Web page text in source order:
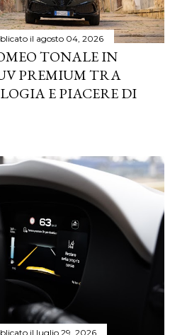
il agosto 04, 2026
TONALE IN
PREMIUM TRA
E PIACERE DI
il luglio 29, 2026